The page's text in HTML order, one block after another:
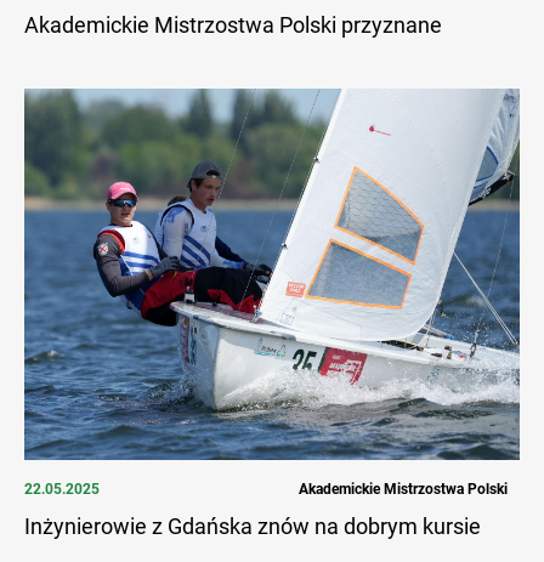
Akademickie Mistrzostwa Polski przyznane
22.05.2025 Akademickie Mistrzostwa Polski
Inżynierowie z Gdańska znów na dobrym kursie